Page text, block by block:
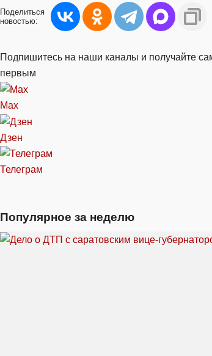
Поделиться
новостью:
Подпишитесь на наши каналы и получайте
первым
Max
Дзен
Телеграм
Популярное за неделю